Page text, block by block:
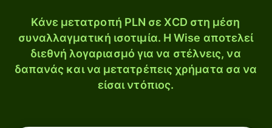
Κάνε μετατροπή PLN σε XCD στη μέση
συναλλαγματική ισοτιμία. Η Wise αποτελεί
διεθνή λογαριασμό για να στέλνεις, να
δαπανάς και να μετατρέπεις χρήματα σα να
είσαι ντόπιος.